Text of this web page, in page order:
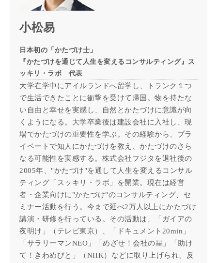
小松易
日本初の「かたづけ士」
『かたづけを通じて人生を変えるコンサルティング』ス
ッキリ・ラボ 代表
大学在学中にアイルランドへ留学し、トランク１つ
で生活できたことに衝撃を受けて帰国。物を持たな
い自由と幸せを実感し、自然とかたづけに意識が向
くようになる。大学卒業後は建設会社に入社し、現
場でかたづけの重要性を学ぶ。その経験から、プラ
イベートで知人にかたづけを教え、かたづけのさら
なる可能性を実感する。株式会社フジタを退社後の
2005年、"かたづけ"を通して人生を変えるコンサル
ティング「スッキリ・ラボ」を開業。現在は経営
者・企業向けに"かたづけ"のコンサルティング、セ
ミナー活動を行う。今まで延べ2万人以上にかたづけ
講演・研修を行っている。その活動は、「ガイアの
夜明け」（テレビ東京）、「ドキュメント20min」
「サラリーマンNEO」「めざせ！会社の星」「助け
て！きわめびと」（NHK）などに取り上げられ、反